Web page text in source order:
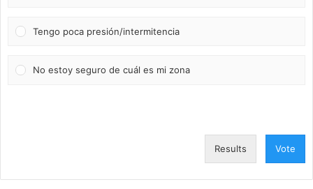
Tengo poca presión/intermitencia
No estoy seguro de cuál es mi zona
Results Vote